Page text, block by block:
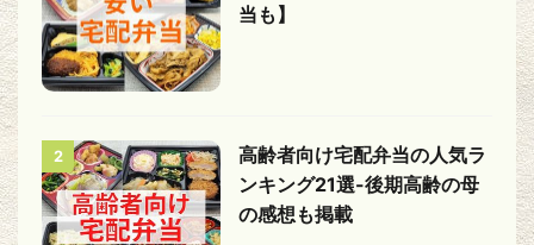
当も】
2
高齢者向け宅配弁当の人気ラ
ンキング21選-後期高齢の母
の感想も掲載